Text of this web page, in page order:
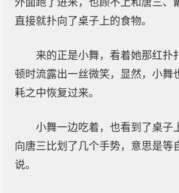
外面跑了进来，也顾不上和唐三、
直接就扑向了桌子上的食物。
来的正是小舞，看着她那红扑
顿时流露出一丝微笑，显然，小舞
耗之中恢复过来。
小舞一边吃着，也看到了桌子
向唐三比划了几个手势，意思是等
说。